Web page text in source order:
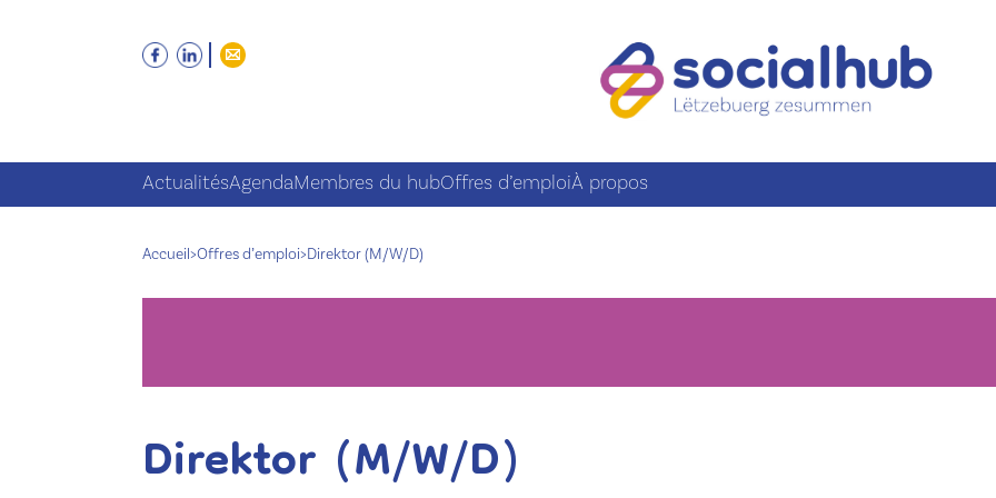
ActualitésAgendaMembres du hubOffres d’emploiÀ propos
Accueil>Offres d’emploi>Direktor (M/W/D)
Direktor (M/W/D)